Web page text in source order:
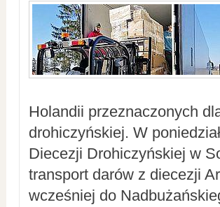
Holandii przeznaczonych
drohiczyńskiej. W
Diecezji Drohiczyńskiej w
transport darów z diecezji
wcześniej do